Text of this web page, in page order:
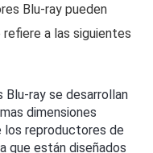
Blu-ray pueden
a las siguientes
ray se desarrollan
dimensiones
los reproductores de
que están diseñados